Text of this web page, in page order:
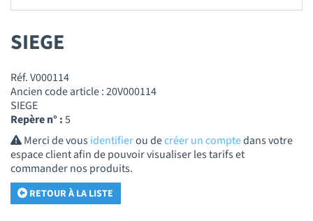
SIEGE
Réf. V000114
Ancien code article : 20V000114
SIEGE
Repère n° :5
Merci de vousidentifierou decréer un comptedans votre
espace client afin de pouvoir visualiser les tarifs et
commander nos produits.
RETOUR À LA LISTE